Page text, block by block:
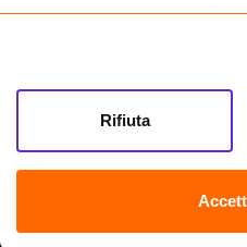
partner che si occupano di
informazioni che hai fornito
tuo utilizzo dei loro servizi.
Rifiuta
Farma.it S.a.s. P. IVA 07417261216 REA:
CREDITS
Sede legale Via delle Repubbliche